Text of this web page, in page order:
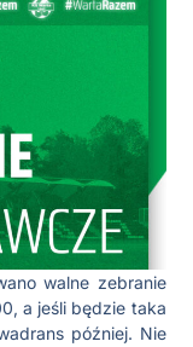
walne zebranie
a jeśli będzie taka
później. Nie